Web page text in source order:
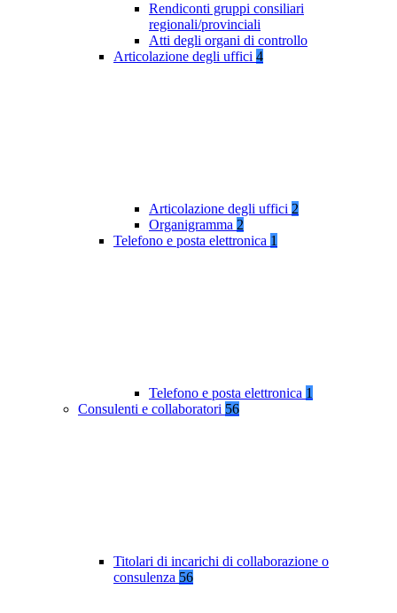
Rendiconti gruppi consiliari
regionali/provinciali
Atti degli organi di controllo
Articolazione degli uffici 4
Articolazione degli uffici 2
Organigramma 2
Telefono e posta elettronica 1
Telefono e posta elettronica 1
Consulenti e collaboratori 56
Titolari di incarichi di collaborazione o
consulenza 56